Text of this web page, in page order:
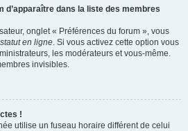
d’apparaître dans la liste des membres
onglet « Préférences du forum », vous
en ligne. Si vous activez cette option vous
les modérateurs et vous-même.
invisibles.
!
utilise un fuseau horaire différent de celui